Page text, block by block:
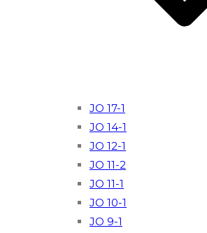
JO 17-1
JO 14-1
JO 12-1
JO 11-2
JO 11-1
JO 10-1
JO 9-1